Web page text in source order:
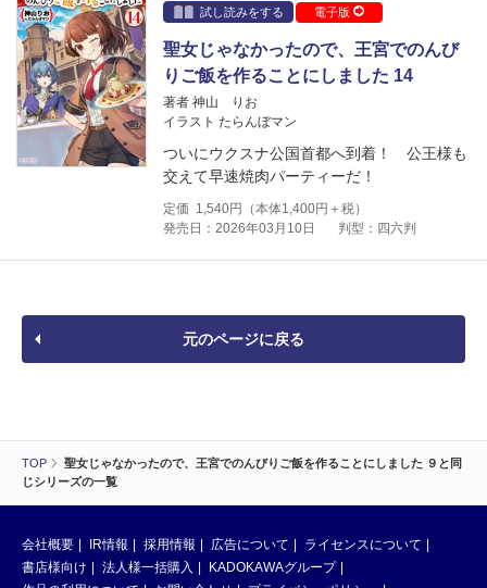
TOP
聖女じゃなかったので、王宮でのんびりご飯を作ることにしました ９と同
じシリーズの一覧
試し読みをする
電子版
聖女じゃなかったので、王宮でのんび
りご飯を作ることにしました 14
著者 神山 りお
イラスト たらんぼマン
ついにウクスナ公国首都へ到着！ 公王様も
交えて早速焼肉パーティーだ！
定価 1,540円（本体1,400円＋税）
発売日：2026年03月10日
判型：四六判
元のページに戻る
会社概要 IR情報 採用情報 広告について
ライセンスについて
書店様向け
法人様一括購入
KADOKAWAグループ